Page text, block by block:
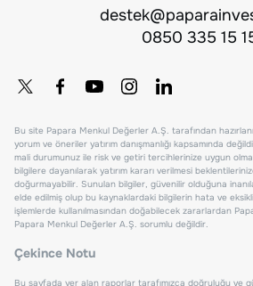
0850 335 15
Bu site Papara Menkul Değerler A.Ş. tarafından
yorum ve öneriler yatırım danışmanlığı kapsamında
mali durumunuz ile risk ve getiri tercihlerinize uygun
bilgilere dayanılarak yatırım kararı verilmesi
doğurmayabilir. Sunulan bilgiler, güvenilir olduğuna
elde edilmiş olup bu kaynaklardaki bilgilerin hata ve
işlemlerde kullanılmasından doğabilecek zararlardan
Papara Menkul Değerler A.Ş. sorumlu değildir.
Çekince Notu
Bu sayfada yer alan raporlar tarafımızca doğruluğu ve